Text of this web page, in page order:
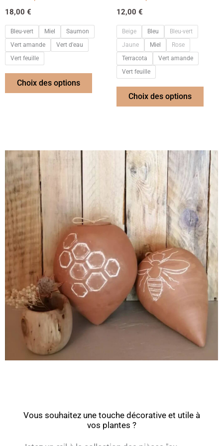
18,00 €
Bleu-vert Miel
Saumon
Vert amande
Vert d'eau
Vert feuille
Choix des options
page
12,00 €
Beige Bleu
Bleu-vert
Jaune
Miel
Rose
Terracota
Vert amande
Vert feuille
Choix des options
Vous souhaitez une touche décorative et utile à
vos plantes ?